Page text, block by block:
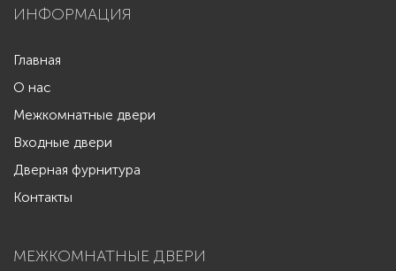
ИНФОРМАЦИЯ
Главная
О нас
Межкомнатные двери
Входные двери
Дверная фурнитура
Контакты
МЕЖКОМНАТНЫЕ ДВЕРИ